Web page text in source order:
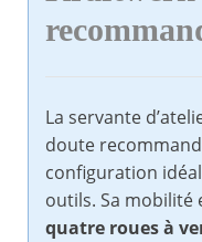
La servante
doute
configuration
outils. Sa mobilité
quatre roues à